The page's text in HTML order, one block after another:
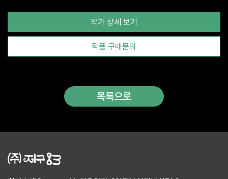
녀 MOMO 의 캐릭터도 창작하였으며, 꾸준히 Fantasia MoMo 시
리즈를 선보이고 있다. 열대의 색감과 잘 어울리는 원색의 색감을 분
명하게 살리면서 아름다운 자연속의 유토피아적 요소에 중점을 두
려 노력하고 있다. 끝으로 작가가 전달하려는 목표는 열대지방에서
느꼈던 희망과 축복을 마음에 담아 끊임없이 꿈의 세계라 할 수 있는
작가 상세 보기
작품 구매문의
목록으로